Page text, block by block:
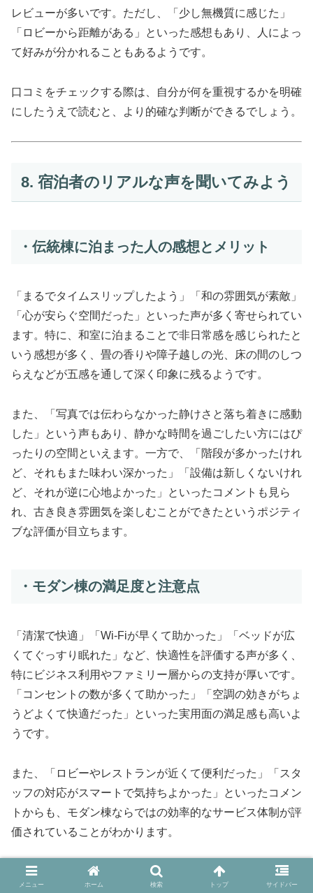
レビューが多いです。ただし、「少し無機質に感じた」
「ロビーから距離がある」といった感想もあり、人によっ
て好みが分かれることもあるようです。
口コミをチェックする際は、自分が何を重視するかを明確
にしたうえで読むと、より的確な判断ができるでしょう。
8. 宿泊者のリアルな声を聞いてみよう
・伝統棟に泊まった人の感想とメリット
「まるでタイムスリップしたよう」「和の雰囲気が素敵」
「心が安らぐ空間だった」といった声が多く寄せられてい
ます。特に、和室に泊まることで非日常感を感じられたと
いう感想が多く、畳の香りや障子越しの光、床の間のしつ
らえなどが五感を通して深く印象に残るようです。
また、「写真では伝わらなかった静けさと落ち着きに感動
した」という声もあり、静かな時間を過ごしたい方にはぴ
ったりの空間といえます。一方で、「階段が多かったけれ
ど、それもまた味わい深かった」「設備は新しくないけれ
ど、それが逆に心地よかった」といったコメントも見ら
れ、古き良き雰囲気を楽しむことができたというポジティ
ブな評価が目立ちます。
・モダン棟の満足度と注意点
「清潔で快適」「Wi-Fiが早くて助かった」「ベッドが広
くてぐっすり眠れた」など、快適性を評価する声が多く、
特にビジネス利用やファミリー層からの支持が厚いです。
「コンセントの数が多くて助かった」「空調の効きがちょ
うどよくて快適だった」といった実用面の満足感も高いよ
うです。
また、「ロビーやレストランが近くて便利だった」「スタ
ッフの対応がスマートで気持ちよかった」といったコメン
トからも、モダン棟ならではの効率的なサービス体制が評
価されていることがわかります。
ただし、「館内の移動が少し長く感じた」「無機質な印象
メニュー ホーム 検索 トップ サイドバー